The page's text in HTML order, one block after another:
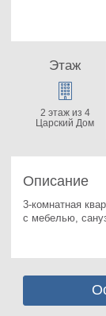
Описание
3-комнатная
с мебелью,
Этаж
2 этаж из 4
Царский Дом